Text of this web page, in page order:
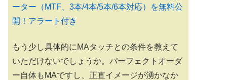
ーター（MTF、3本/4本/5本/6本対応）を無料公
開！アラート付き
もう少し具体的にMAタッチとの条件を教えて
いただけないでしょうか。パーフェクトオーダ
ー自体もMAですし、正直イメージが湧かなか